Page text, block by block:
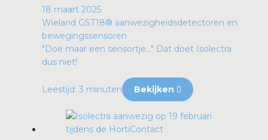
18 maart 2025
Wieland GST18® aanwezigheidsdetectoren en
bewegingssensoren
"Doe maar een sensortje…" Dat doet Isolectra
dus niet!
Leestijd: 3 minuten Bekijken